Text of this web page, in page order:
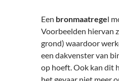
Een bronmaatregel
Voorbeelden hiervan
grond) waardoor
een dakvenster van
op hoeft. Ook kan dit